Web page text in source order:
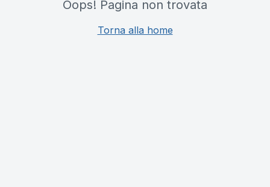
Oops! Pagina non trovata
Torna alla home